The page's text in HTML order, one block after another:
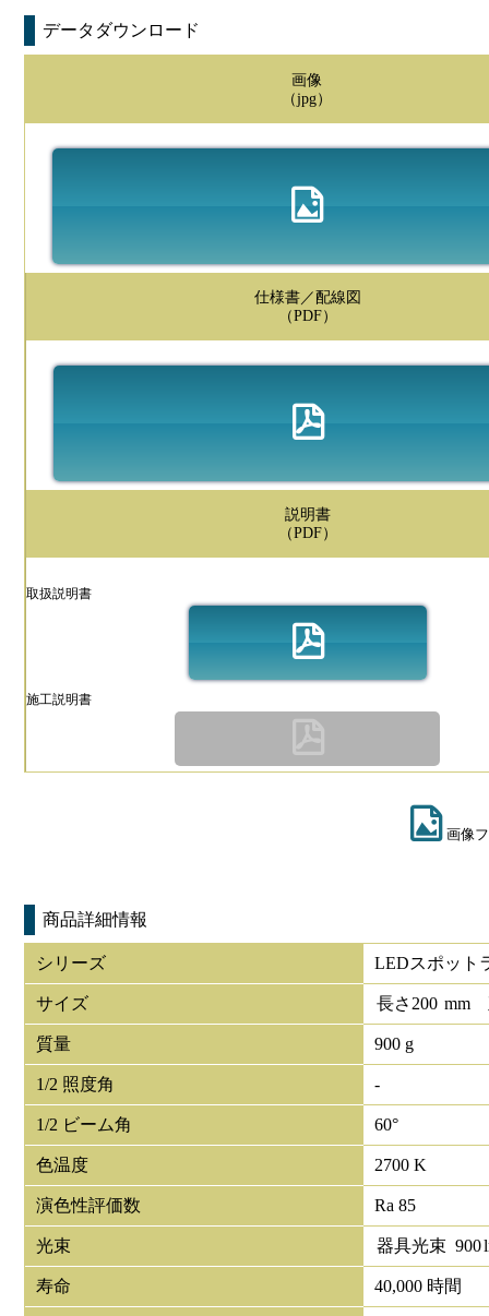
データダウンロード
画像
（jpg）
仕様書／配線図
（PDF）
説明書
（PDF）
取扱説明書
施工説明書
画像
商品詳細情報
シリーズ LEDスポット
サイズ 長さ 200 mm
質量 900 g
1/2 照度角 -
1/2 ビーム角 60°
色温度 2700 K
演色性評価数 Ra 85
光束 器具光束 900
寿命 40,000 時間